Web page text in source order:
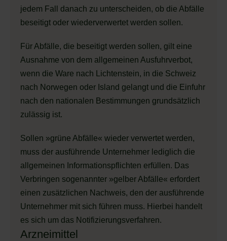
jedem Fall danach zu unterscheiden, ob die Abfälle
beseitigt oder wiederverwertet werden sollen.
Für Abfälle, die beseitigt werden sollen, gilt eine
Ausnahme von dem allgemeinen Ausfuhrverbot,
wenn die Ware nach Lichtenstein, in die Schweiz
nach Norwegen oder Island gelangt und die Einfuhr
nach den nationalen Bestimmungen grundsätzlich
zulässig ist.
Sollen »grüne Abfälle« wieder verwertet werden,
muss der ausführende Unternehmer lediglich die
allgemeinen Informationspflichten erfüllen. Das
Verbringen sogenannter »gelber Abfälle« erfordert
einen zusätzlichen Nachweis, den der ausführende
Unternehmer mit sich führen muss. Hierbei handelt
es sich um das Notifizierungsverfahren.
Arzneimittel